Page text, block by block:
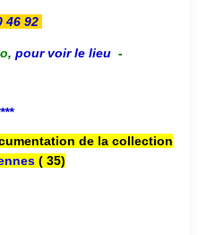
46 92
, pour voir le lieu -
de la collection
( 35)